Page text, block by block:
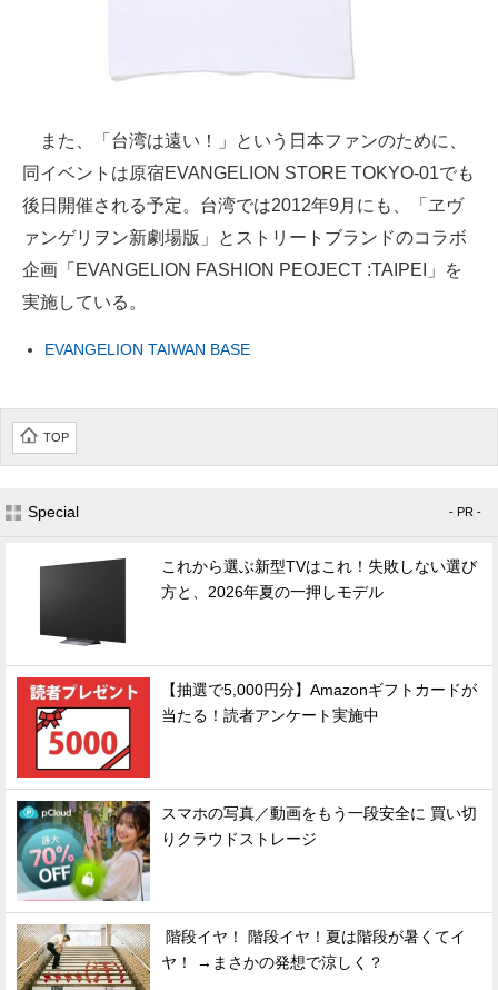
また、「台湾は遠い！」という日本ファンのために、
同イベントは原宿EVANGELION STORE TOKYO-01でも
後日開催される予定。台湾では2012年9月にも、「ヱヴ
ァンゲリヲン新劇場版」とストリートブランドのコラボ
企画「EVANGELION FASHION PEOJECT :TAIPEI」を
実施している。
EVANGELION TAIWAN BASE
TOP
Special - PR -
これから選ぶ新型TVはこれ！失敗しない選び
方と、2026年夏の一押しモデル
【抽選で5,000円分】Amazonギフトカードが
当たる！読者アンケート実施中
スマホの写真／動画をもう一段安全に 買い切
りクラウドストレージ
階段イヤ！ 階段イヤ！夏は階段が暑くてイ
ヤ！ →まさかの発想で涼しく？